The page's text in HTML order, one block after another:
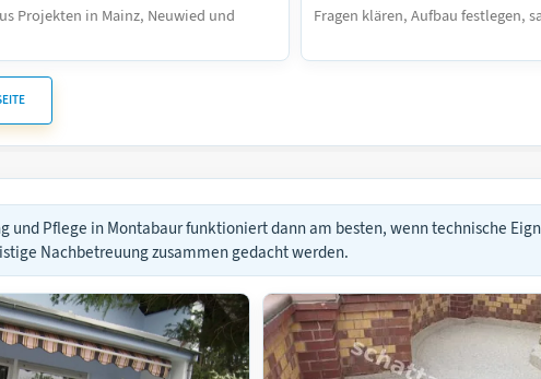
Projekten in Mainz, Neuwied und
Fragen klären, Aufbau festlegen,
und Pflege in Montabaur funktioniert dann am besten, wenn technische
Nachbetreuung zusammen gedacht werden.